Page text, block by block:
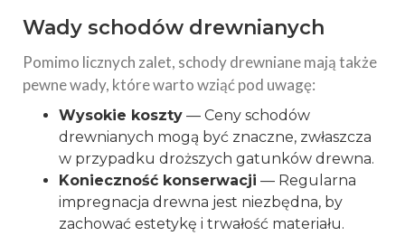
Wady schodów drewnianych
Pomimo licznych zalet, schody drewniane mają także
pewne wady, które warto wziąć pod uwagę:
Wysokie koszty — Ceny schodów
drewnianych mogą być znaczne, zwłaszcza
w przypadku droższych gatunków drewna.
Konieczność konserwacji — Regularna
impregnacja drewna jest niezbędna, by
zachować estetykę i trwałość materiału.